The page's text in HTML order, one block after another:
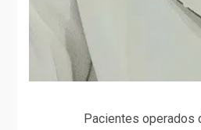
Pacientes operados